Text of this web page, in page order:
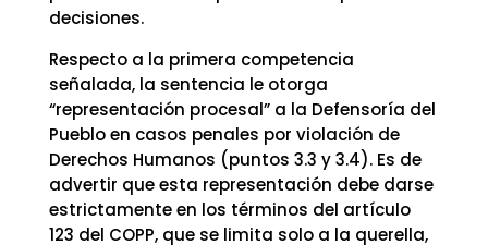
decisiones.
Respecto a la primera competencia
señalada, la sentencia le otorga
“representación procesal” a la Defensoría del
Pueblo en casos penales por violación de
Derechos Humanos (puntos 3.3 y 3.4). Es de
advertir que esta representación debe darse
estrictamente en los términos del artículo
123 del COPP, que se limita solo a la querella,